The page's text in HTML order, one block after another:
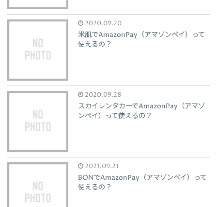
2020.09.20
米肌でAmazonPay（アマゾンペイ）って
使えるの？
2020.09.28
スカイレンタカーでAmazonPay（アマゾ
ンペイ）って使えるの？
2021.09.21
BONでAmazonPay（アマゾンペイ）って
使えるの？